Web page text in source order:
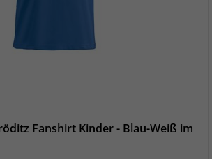
Fanshirt Kinder - Blau-Weiß im